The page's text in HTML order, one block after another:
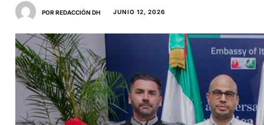
POR REDACCIÓN DH JUNIO 12, 2026